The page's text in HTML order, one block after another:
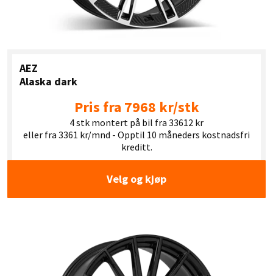
AEZ
Alaska dark
Pris fra 7968 kr/stk
4 stk montert på bil fra 33612 kr
eller fra 3361 kr/mnd - Opptil 10 måneders kostnadsfri
kreditt.
Velg og kjøp